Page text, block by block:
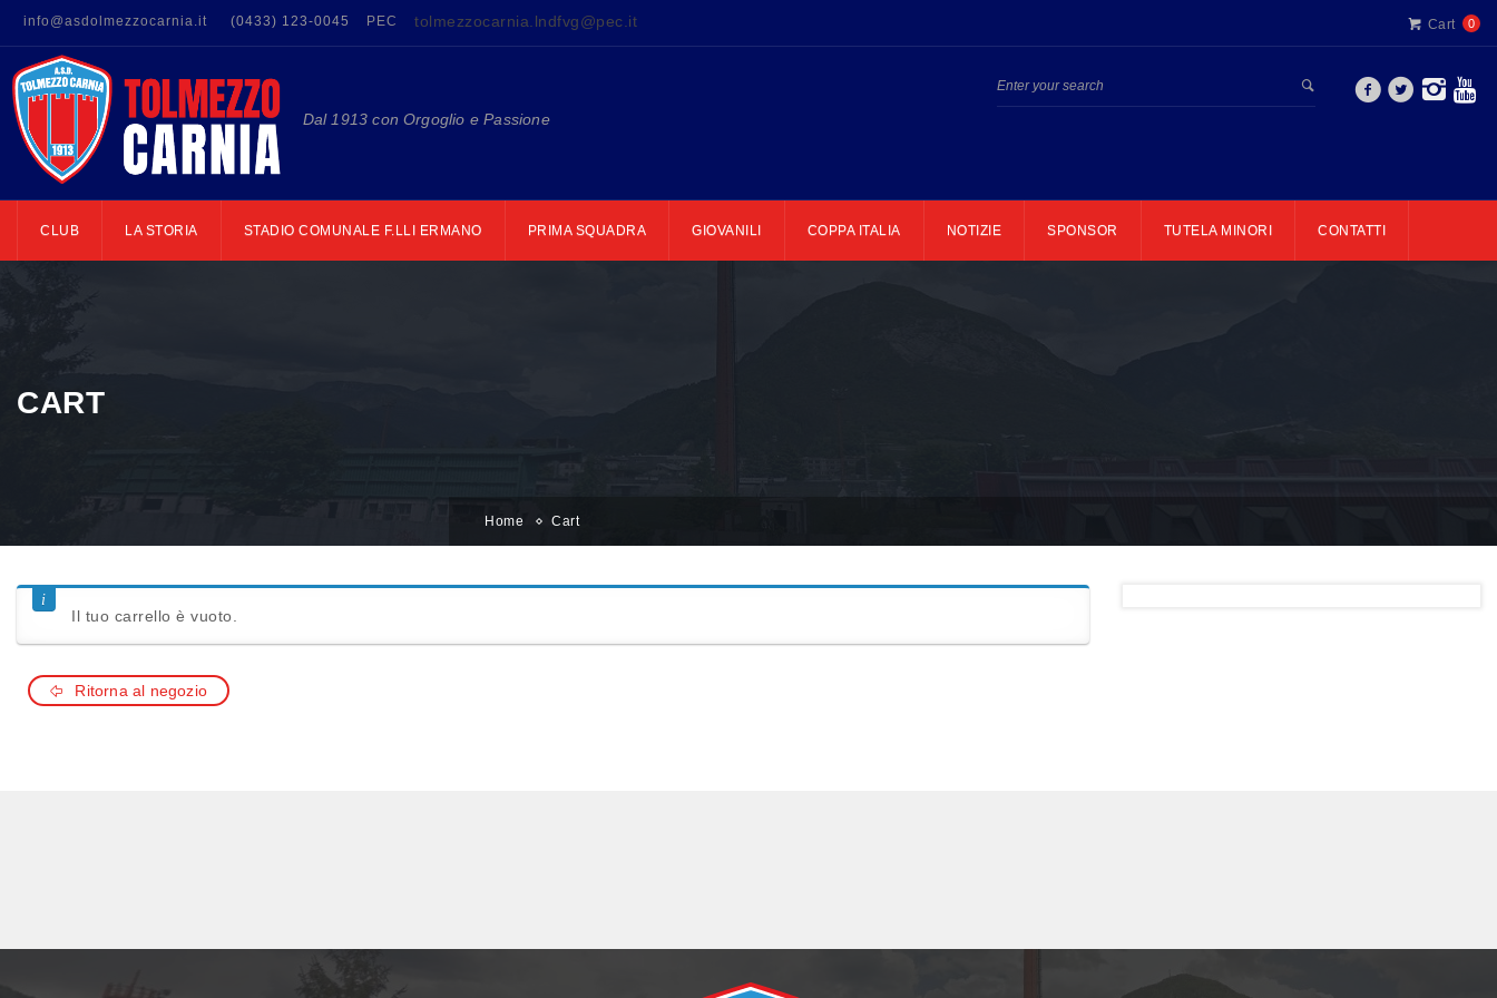
info@asdolmezzocarnia.it (0433) 123-0045 PEC tolmezzocarnia.lndfvg@pec.it Cart 0
Dal 1913 con Orgoglio e Passione
CLUB LA STORIA STADIO COMUNALE F.LLI ERMANO PRIMA SQUADRA GIOVANILI COPPA ITALIA NOTIZIE SPONSOR TUTELA MINORI CONTATTI
CART
Home Cart
Il tuo carrello è vuoto.
Ritorna al negozio